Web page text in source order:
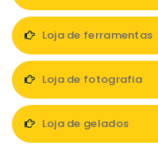
Loja de ferramentas
Loja de fotografia
Loja de gelados